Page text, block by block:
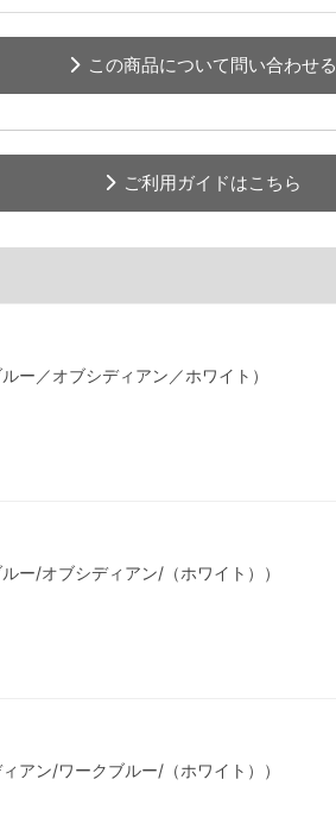
この商品について問い合わせる
ご利用ガイドはこちら
ー／オブシディアン／ホワイト）
ー/オブシディアン/（ホワイト））
アン/ワークブルー/（ホワイト））